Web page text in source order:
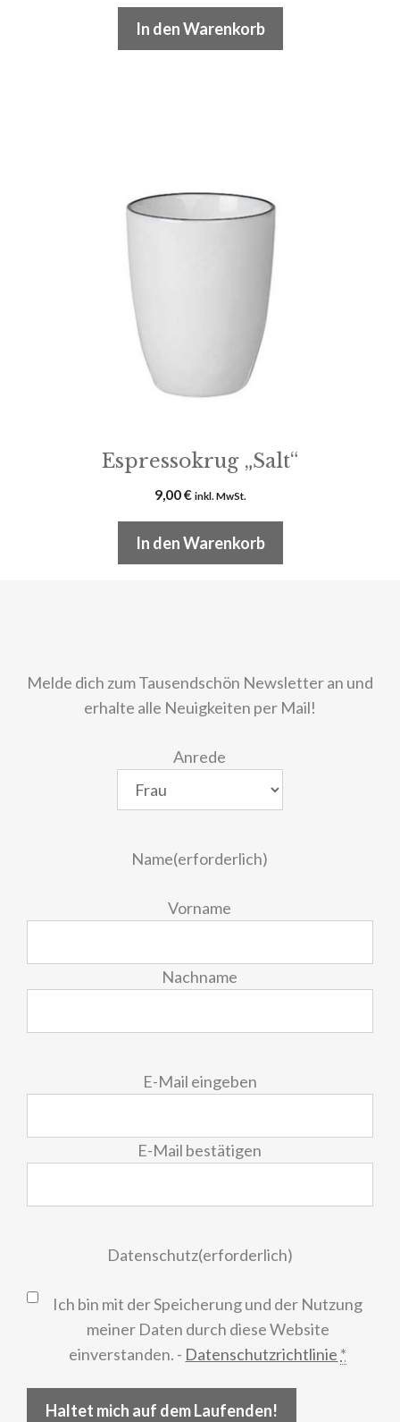
In den Warenkorb
Espressokrug „Salt“
9,00€ inkl. MwSt.
In den Warenkorb
Melde dich zum Tausendschön Newsletter an und
erhalte alle Neuigkeiten per Mail!
Anrede
Name(erforderlich)
Vorname
Nachname
E-Mail eingeben
E-Mail bestätigen
Datenschutz(erforderlich)
Ich bin mit der Speicherung und der Nutzung
meiner Daten durch diese Website
einverstanden. - Datenschutzrichtlinie *
Haltet mich auf dem Laufenden!